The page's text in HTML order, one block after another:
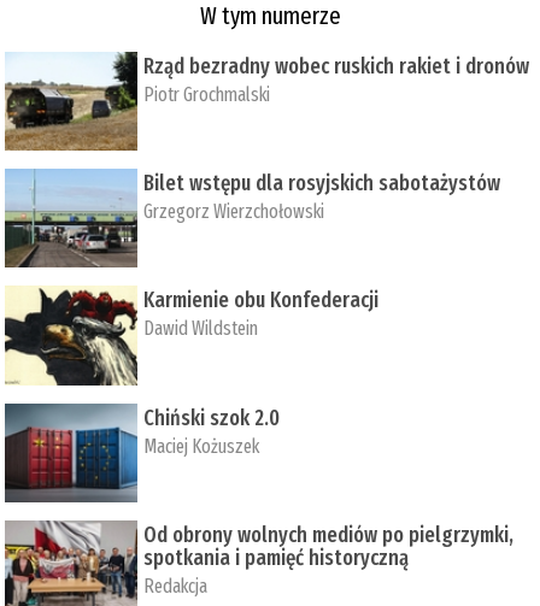
W tym numerze
Rząd bezradny wobec ruskich rakiet i dronów
Piotr Grochmalski
Bilet wstępu dla rosyjskich sabotażystów
Grzegorz Wierzchołowski
Karmienie obu Konfederacji
Dawid Wildstein
Chiński szok 2.0
Maciej Kożuszek
Od obrony wolnych mediów po pielgrzymki,
spotkania i pamięć historyczną
Redakcja